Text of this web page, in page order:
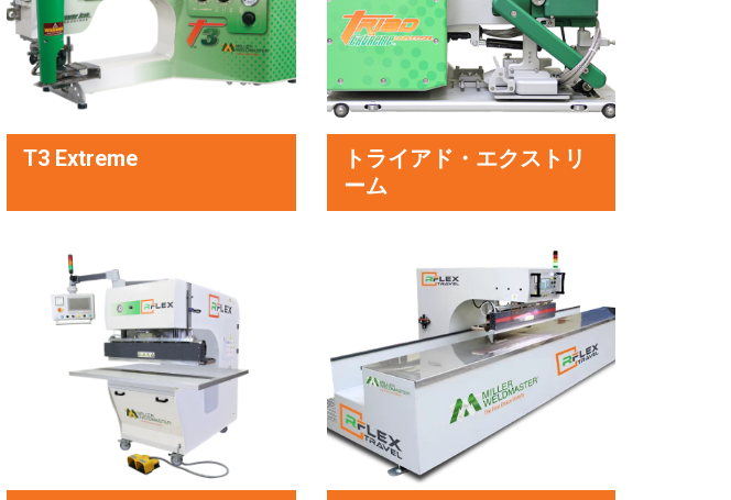
T3 Extreme
トライアド・エクストリ
ーム